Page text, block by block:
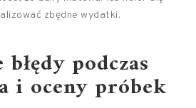
zbędne wydatki.
błędy podczas
i oceny próbek